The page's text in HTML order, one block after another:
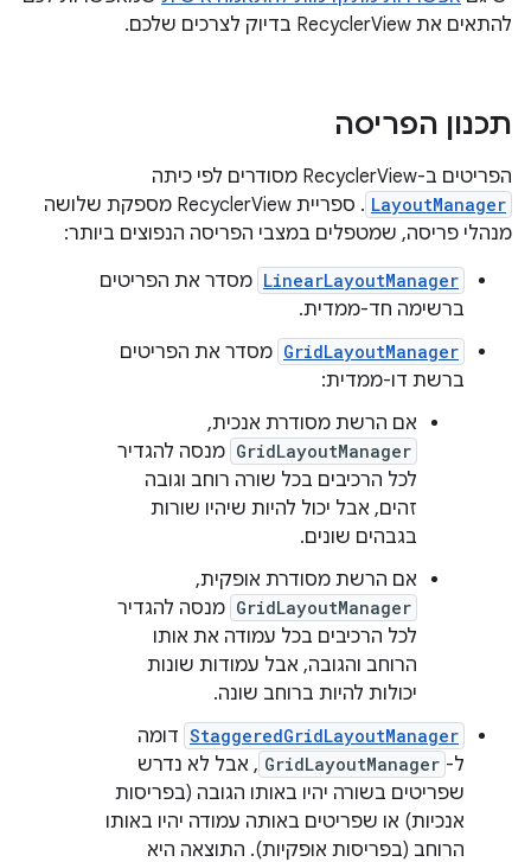
להתאים את RecyclerView בדיוק לצרכים שלכם.
תכנון הפריסה
הפריטים ב-RecyclerView מסודרים לפי כיתה
LayoutManager
. ספריית RecyclerView מספקת שלושה
מנהלי פריסה, שמטפלים במצבי הפריסה הנפוצים ביותר:
LinearLayoutManager מסדר את הפריטים
ברשימה חד-ממדית.
GridLayoutManager מסדר את הפריטים
ברשת דו-ממדית:
אם הרשת מסודרת אנכית,
GridLayoutManager מנסה להגדיר
לכל הרכיבים בכל שורה רוחב וגובה
זהים, אבל יכול להיות שיהיו שורות
בגבהים שונים.
אם הרשת מסודרת אופקית,
GridLayoutManager מנסה להגדיר
לכל הרכיבים בכל עמודה את אותו
הרוחב והגובה, אבל עמודות שונות
יכולות להיות ברוחב שונה.
StaggeredGridLayoutManager דומה
ל- GridLayoutManager , אבל לא נדרש
שפריטים בשורה יהיו באותו הגובה (בפריסות
אנכיות) או שפריטים באותה עמודה יהיו באותו
הרוחב (בפריסות אופקיות). התוצאה היא